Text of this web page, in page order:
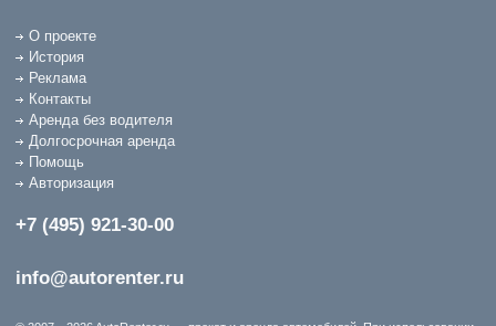
О проекте
История
Реклама
Контакты
Аренда без водителя
Долгосрочная аренда
Помощь
Авторизация
+7 (495) 921-30-00
info@autorenter.ru